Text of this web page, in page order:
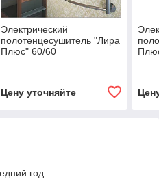
Электрический
полотенцесушитель "Лира
Плюс" 60/60
Цену уточняйте
год